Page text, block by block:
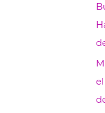
a
r